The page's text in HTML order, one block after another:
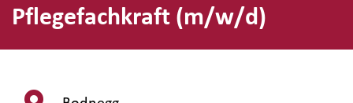
Pflegefachkraft (m/w/d)